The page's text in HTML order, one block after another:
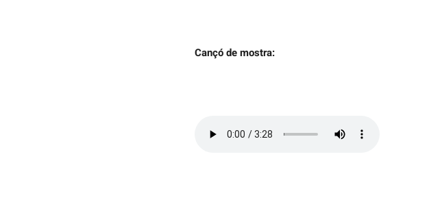
Cançó de mostra: